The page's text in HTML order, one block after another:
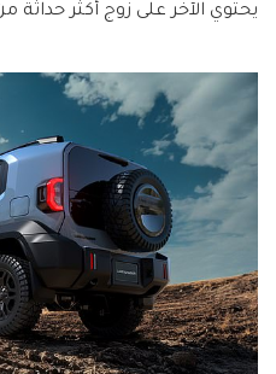
يحتوي الآخر على زوج أكثر